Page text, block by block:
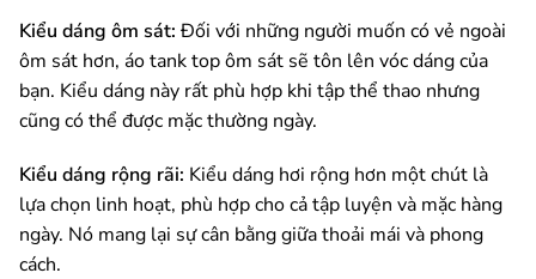
Kiểu dáng ôm sát: Đối với những người muốn có vẻ ngoài
ôm sát hơn, áo tank top ôm sát sẽ tôn lên vóc dáng của
bạn. Kiểu dáng này rất phù hợp khi tập thể thao nhưng
cũng có thể được mặc thường ngày.
Kiểu dáng rộng rãi: Kiểu dáng hơi rộng hơn một chút là
lựa chọn linh hoạt, phù hợp cho cả tập luyện và mặc hàng
ngày. Nó mang lại sự cân bằng giữa thoải mái và phong
cách.